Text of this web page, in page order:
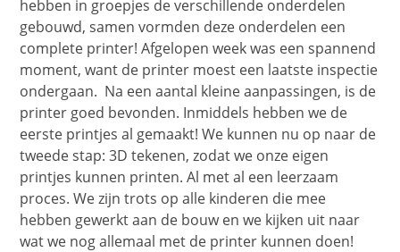
hebben in groepjes de verschillende onderdelen
gebouwd, samen vormden deze onderdelen een
complete printer! Afgelopen week was een spannend
moment, want de printer moest een laatste inspectie
ondergaan. Na een aantal kleine aanpassingen, is de
printer goed bevonden. Inmiddels hebben we de
eerste printjes al gemaakt! We kunnen nu op naar de
tweede stap: 3D tekenen, zodat we onze eigen
printjes kunnen printen. Al met al een leerzaam
proces. We zijn trots op alle kinderen die mee
hebben gewerkt aan de bouw en we kijken uit naar
wat we nog allemaal met de printer kunnen doen!